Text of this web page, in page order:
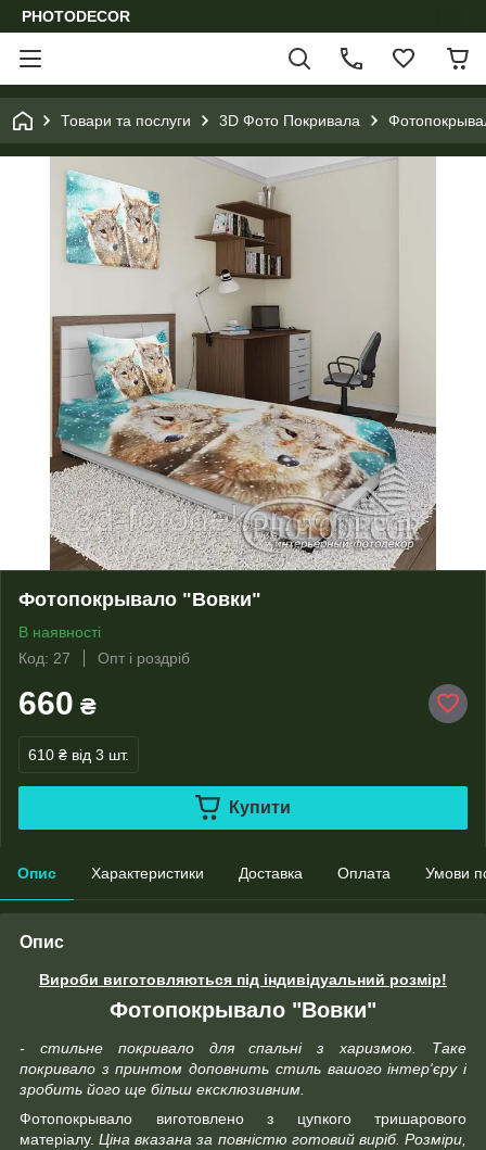
PHOTODECOR
Товари та послуги 3D Фото Покривала
Фотопокрывало "Вовки"
В наявності
Код: 27
Опт і роздріб
660 ₴
610 ₴ від 3 шт.
Купити
Опис Характеристики Доставка Оплата Умови
Опис
Вироби виготовляються під індивідуальний розмір!
Фотопокрывало "Вовки"
- стильне покривало для спальні з харизмою. Таке
покривало з принтом доповнить стиль вашого інтер'єру і
зробить його ще більш ексклюзивним.
Фотопокрывало виготовлено з цупкого тришарового
матеріалу.Ціна вказана за повністю готовий виріб. Розміри,